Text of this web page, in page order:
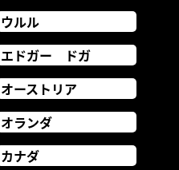
ウルル
エドガー ドガ
オーストリア
オランダ
カナダ